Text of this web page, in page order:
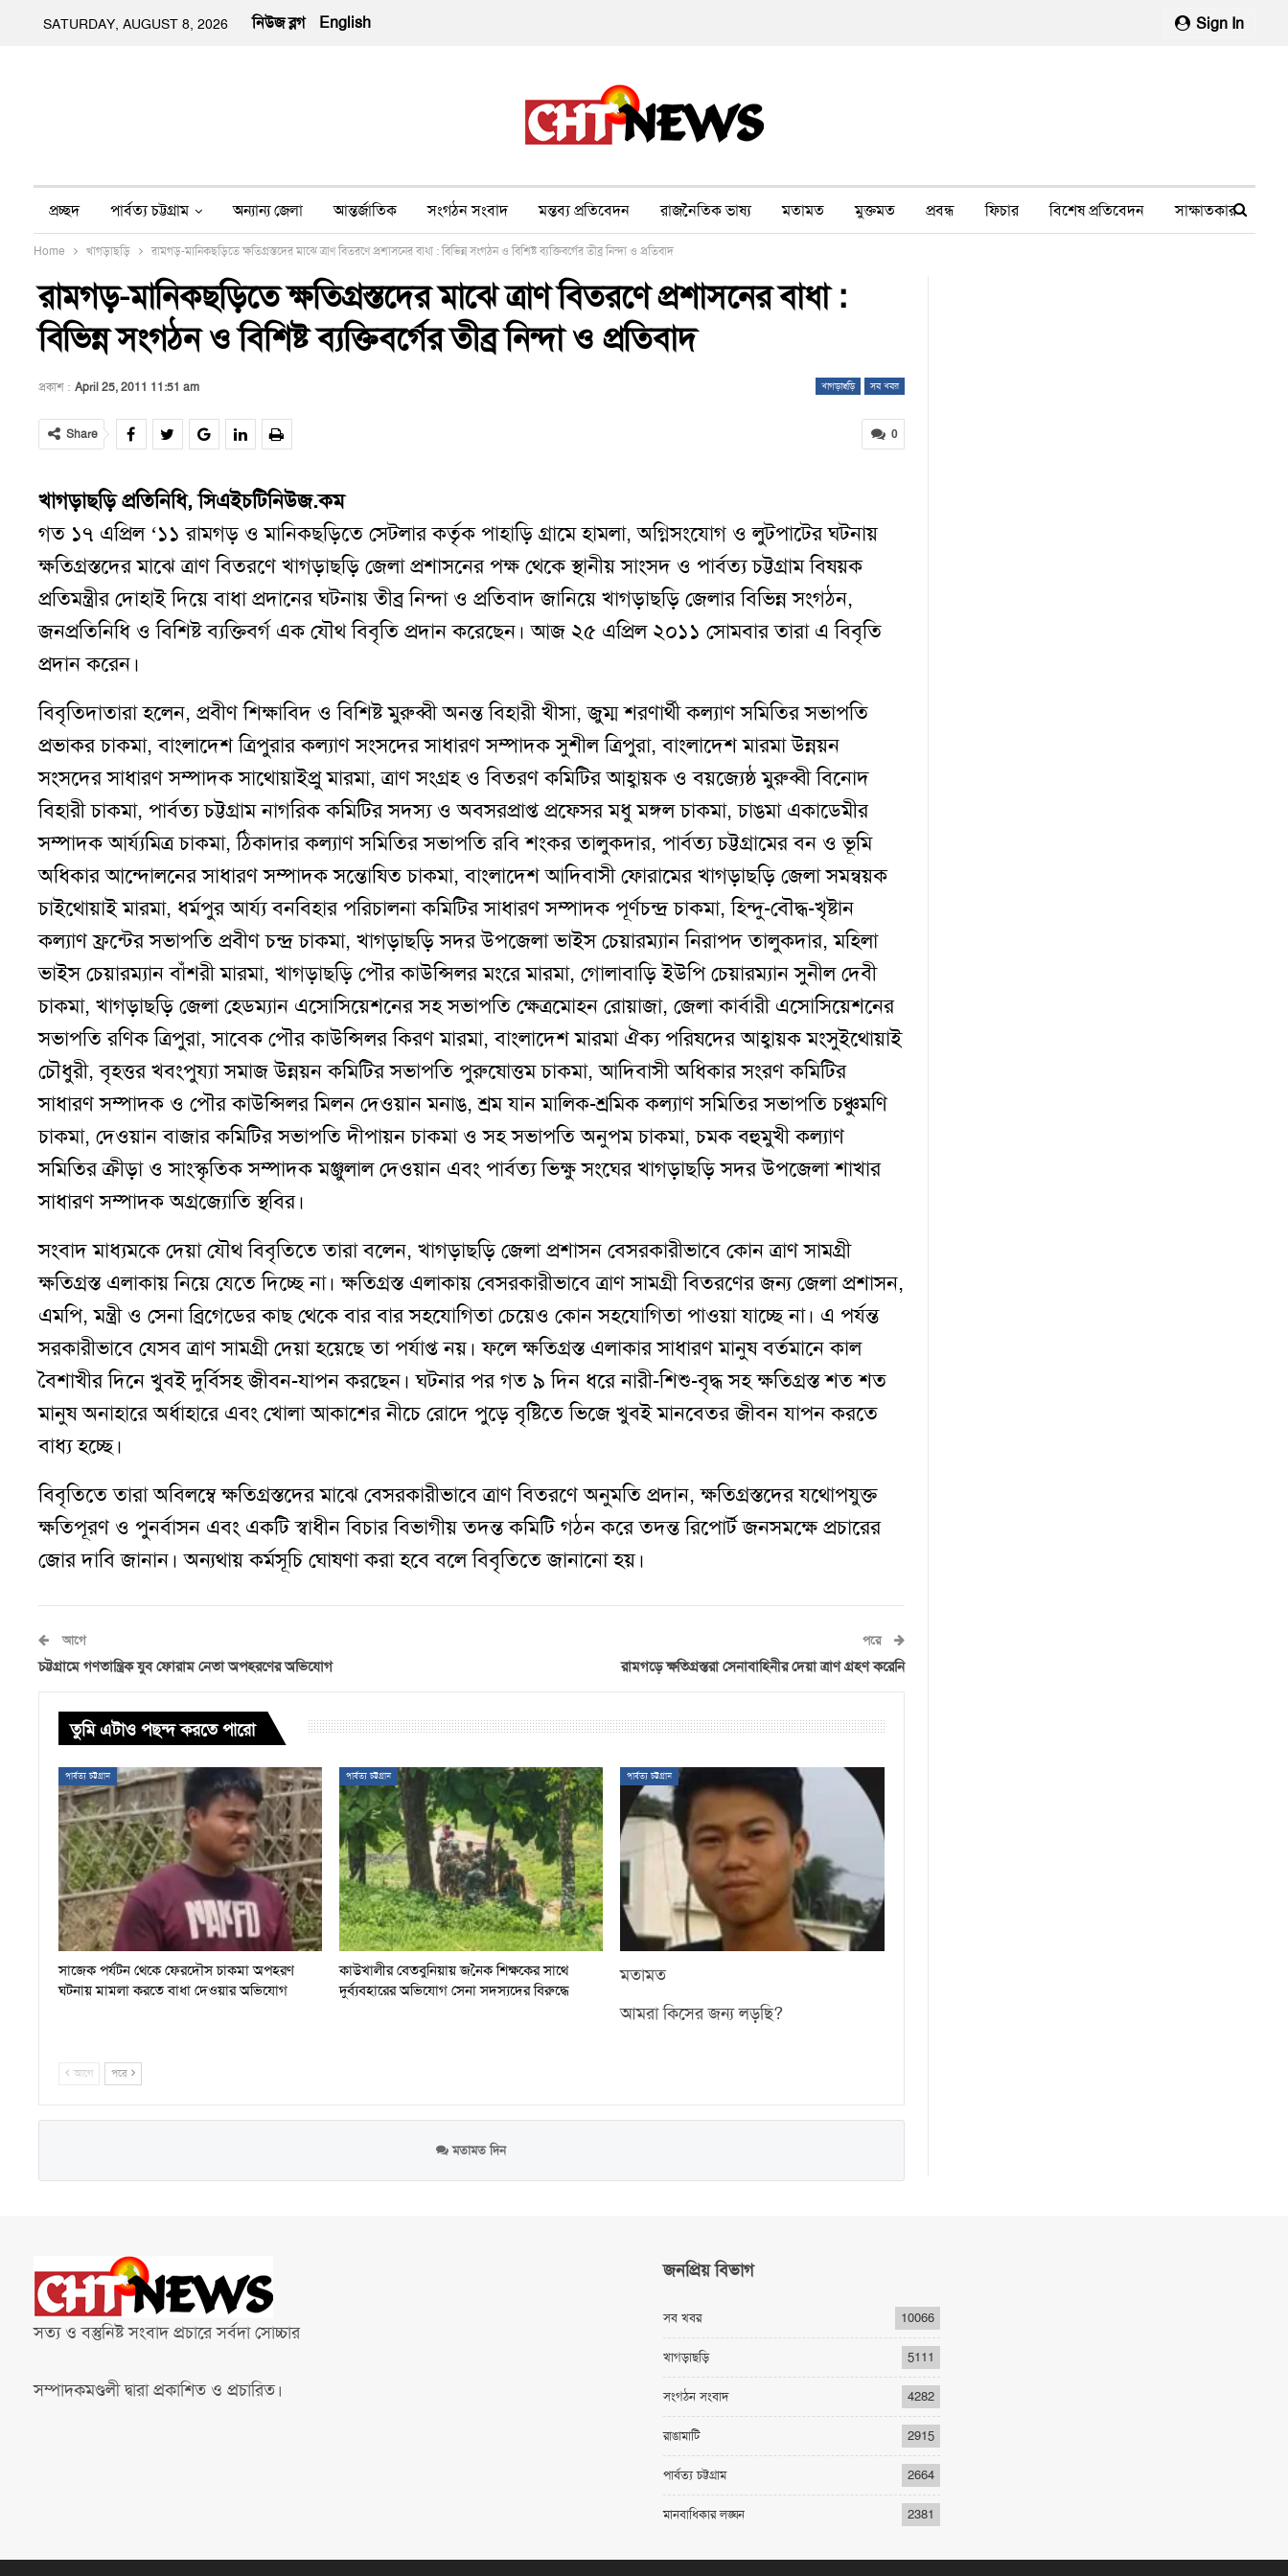
Sign In
SATURDAY, AUGUST 8, 2026 নিউজ ব্লগ English
প্রচ্ছদ পার্বত্য চট্টগ্রাম অন্যান্য জেলা আন্তর্জাতিক সংগঠন সংবাদ মন্তব্য প্রতিবেদন রাজনৈতিক ভাষ্য মতামত মুক্তমত প্রবন্ধ ফিচার বিশেষ প্রতিবেদন সাক্ষাতকার
অন্য মিডিয়া ইতিহাস জীবন-যাপন তথ্য প্রযুক্তি নারীর ওপর সহিংসতা বন, পরিবেশ, পর্যটন
Home খাগড়াছড়ি রামগড়-মানিকছড়িতে ক্ষতিগ্রস্তদের মাঝে ত্রাণ বিতরণে প্রশাসনের বাধা : বিভিন্ন সংগঠন ও বিশিষ্ট ব্যক্তিবর্গের তীব্র নিন্দা ও প্রতিবাদ
রামগড়-মানিকছড়িতে ক্ষতিগ্রস্তদের মাঝে ত্রাণ বিতরণে প্রশাসনের বাধা :
বিভিন্ন সংগঠন ও বিশিষ্ট ব্যক্তিবর্গের তীব্র নিন্দা ও প্রতিবাদ
খাগড়াছড়ি সব খবর
প্রকাশ : April 25, 2011 11:51 am
0
Share
খাগড়াছড়ি প্রতিনিধি, সিএইচটিনিউজ.কম
গত ১৭ এপ্রিল ‘১১ রামগড় ও মানিকছড়িতে সেটলার কর্তৃক পাহাড়ি গ্রামে হামলা,অগ্নিসংযোগ ও লুটপাটের ঘটনায়
ক্ষতিগ্রস্তদের মাঝে ত্রাণ বিতরণে খাগড়াছড়ি জেলা প্রশাসনের পক্ষ থেকে স্থানীয় সাংসদ ও পার্বত্য চট্টগ্রাম বিষয়ক
প্রতিমন্ত্রীর দোহাই দিয়ে বাধা প্রদানের ঘটনায় তীব্র নিন্দা ও প্রতিবাদ জানিয়ে খাগড়াছড়ি জেলার বিভিন্ন সংগঠন,
জনপ্রতিনিধি ও বিশিষ্ট ব্যক্তিবর্গ এক যৌথ বিবৃতি প্রদান করেছেন। আজ ২৫ এপ্রিল ২০১১ সোমবার তারা এ বিবৃতি
প্রদান করেন।
বিবৃতিদাতারা হলেন, প্রবীণ শিক্ষাবিদ ও বিশিষ্ট মুরুব্বী অনন্ত বিহারী খীসা,জুম্ম শরণার্থী কল্যাণ সমিতির সভাপতি
প্রভাকর চাকমা,বাংলাদেশ ত্রিপুরার কল্যাণ সংসদের সাধারণ সম্পাদক সুশীল ত্রিপুরা,বাংলাদেশ মারমা উন্নয়ন
সংসদের সাধারণ সম্পাদক সাথোয়াইপ্রু মারমা,ত্রাণ সংগ্রহ ও বিতরণ কমিটির আহ্বায়ক ও বয়জ্যেষ্ঠ মুরুব্বী বিনোদ
বিহারী চাকমা, পার্বত্য চট্টগ্রাম নাগরিক কমিটির সদস্য ও অবসরপ্রাপ্ত প্রফেসর মধু মঙ্গল চাকমা,চাঙমা একাডেমীর
সম্পাদক আর্য্যমিত্র চাকমা,ঠিকাদার কল্যাণ সমিতির সভাপতি রবি শংকর তালুকদার, পার্বত্য চট্টগ্রামের বন ও ভূমি
অধিকার আন্দোলনের সাধারণ সম্পাদক সন্তোষিত চাকমা,বাংলাদেশ আদিবাসী ফোরামের খাগড়াছড়ি জেলা সমন্বয়ক
চাইথোয়াই মারমা, ধর্মপুর আর্য্য বনবিহার পরিচালনা কমিটির সাধারণ সম্পাদক পূর্ণচন্দ্র চাকমা,হিন্দু-বৌদ্ধ-খৃষ্টান
কল্যাণ ফ্রন্টের সভাপতি প্রবীণ চন্দ্র চাকমা, খাগড়াছড়ি সদর উপজেলা ভাইস চেয়ারম্যান নিরাপদ তালুকদার,মহিলা
ভাইস চেয়ারম্যান বাঁশরী মারমা, খাগড়াছড়ি পৌর কাউন্সিলর মংরে মারমা, গোলাবাড়ি ইউপি চেয়ারম্যান সুনীল দেবী
চাকমা, খাগড়াছড়ি জেলা হেডম্যান এসোসিয়েশনের সহ সভাপতি ক্ষেত্রমোহন রোয়াজা, জেলা কার্বারী এসোসিয়েশনের
সভাপতি রণিক ত্রিপুরা,সাবেক পৌর কাউন্সিলর কিরণ মারমা,বাংলাদেশ মারমা ঐক্য পরিষদের আহ্বায়ক মংসুইথোয়াই
চৌধুরী,বৃহত্তর খবংপুয্যা সমাজ উন্নয়ন কমিটির সভাপতি পুরুষোত্তম চাকমা,আদিবাসী অধিকার সংরণ কমিটির
সাধারণ সম্পাদক ও পৌর কাউন্সিলর মিলন দেওয়ান মনাঙ,শ্রম যান মালিক-শ্রমিক কল্যাণ সমিতির সভাপতি চঞ্চুমণি
চাকমা, দেওয়ান বাজার কমিটির সভাপতি দীপায়ন চাকমা ও সহ সভাপতি অনুপম চাকমা,চমক বহুমুখী কল্যাণ
সমিতির ক্রীড়া ও সাংস্কৃতিক সম্পাদক মঞ্জুলাল দেওয়ান এবং পার্বত্য ভিক্ষু সংঘের খাগড়াছড়ি সদর উপজেলা শাখার
সাধারণ সম্পাদক অগ্রজ্যোতি স্থবির।
সংবাদ মাধ্যমকে দেয়া যৌথ বিবৃতিতে তারা বলেন, খাগড়াছড়ি জেলা প্রশাসন বেসরকারীভাবে কোন ত্রাণ সামগ্রী
ক্ষতিগ্রস্ত এলাকায় নিয়ে যেতে দিচ্ছে না। ক্ষতিগ্রস্ত এলাকায় বেসরকারীভাবে ত্রাণ সামগ্রী বিতরণের জন্য জেলা প্রশাসন,
এমপি,মন্ত্রী ও সেনা ব্রিগেডের কাছ থেকে বার বার সহযোগিতা চেয়েও কোন সহযোগিতা পাওয়া যাচ্ছে না। এ পর্যন্ত
সরকারীভাবে যেসব ত্রাণ সামগ্রী দেয়া হয়েছে তা পর্যাপ্ত নয়। ফলে ক্ষতিগ্রস্ত এলাকার সাধারণ মানুষ বর্তমানে কাল
বৈশাখীর দিনে খুবই দুর্বিসহ জীবন-যাপন করছেন। ঘটনার পর গত ৯ দিন ধরে নারী-শিশু-বৃদ্ধ সহ ক্ষতিগ্রস্ত শত শত
মানুষ অনাহারে অর্ধাহারে এবং খোলা আকাশের নীচে রোদে পুড়ে বৃষ্টিতে ভিজে খুবই মানবেতর জীবন যাপন করতে
বাধ্য হচ্ছে।
বিবৃতিতে তারা অবিলম্বে ক্ষতিগ্রস্তদের মাঝে বেসরকারীভাবে ত্রাণ বিতরণে অনুমতি প্রদান,ক্ষতিগ্রস্তদের যথোপযুক্ত
ক্ষতিপূরণ ও পুনর্বাসন এবং একটি স্বাধীন বিচার বিভাগীয় তদন্ত কমিটি গঠন করে তদন্ত রিপোর্ট জনসমক্ষে প্রচারের
জোর দাবি জানান। অন্যথায় কর্মসূচি ঘোষণা করা হবে বলে বিবৃতিতে জানানো হয়।
আগে
চট্টগ্রামে গণতান্ত্রিক যুব ফোরাম নেতা অপহরণের অভিযোগ
পরে
রামগড়ে ক্ষতিগ্রস্তরা সেনাবাহিনীর দেয়া ত্রাণ গ্রহণ করেনি
তুমি এটাও পছন্দ করতে পারো
পার্বত্য চট্টগ্রাম
সাজেক পর্যটন থেকে ফেরদৌস চাকমা অপহরণ
ঘটনায় মামলা করতে বাধা দেওয়ার অভিযোগ
পার্বত্য চট্টগ্রাম
কাউখালীর বেতবুনিয়ায় জনৈক শিক্ষকের সাথে
দুর্ব্যবহারের অভিযোগ সেনা সদস্যদের বিরুদ্ধে
পার্বত্য চট্টগ্রাম
মতামত
আমরা কিসের জন্য লড়ছি?
আগে পরে
মতামত দিন
সত্য ও বস্তুনিষ্ট সংবাদ প্রচারে সর্বদা সোচ্চার
সম্পাদকমণ্ডলী দ্বারা প্রকাশিত ও প্রচারিত।
জনপ্রিয় বিভাগ
সব খবর 10066
খাগড়াছড়ি 5111
সংগঠন সংবাদ 4282
রাঙামাটি 2915
পার্বত্য চট্টগ্রাম 2664
মানবাধিকার লঙ্ঘন 2381